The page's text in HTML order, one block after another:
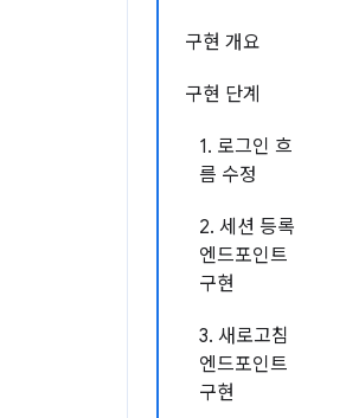
구현 개요
구현 단계
1. 로그인 흐
름 수정
2. 세션 등록
엔드포인트
구현
3. 새로고침
엔드포인트
구현